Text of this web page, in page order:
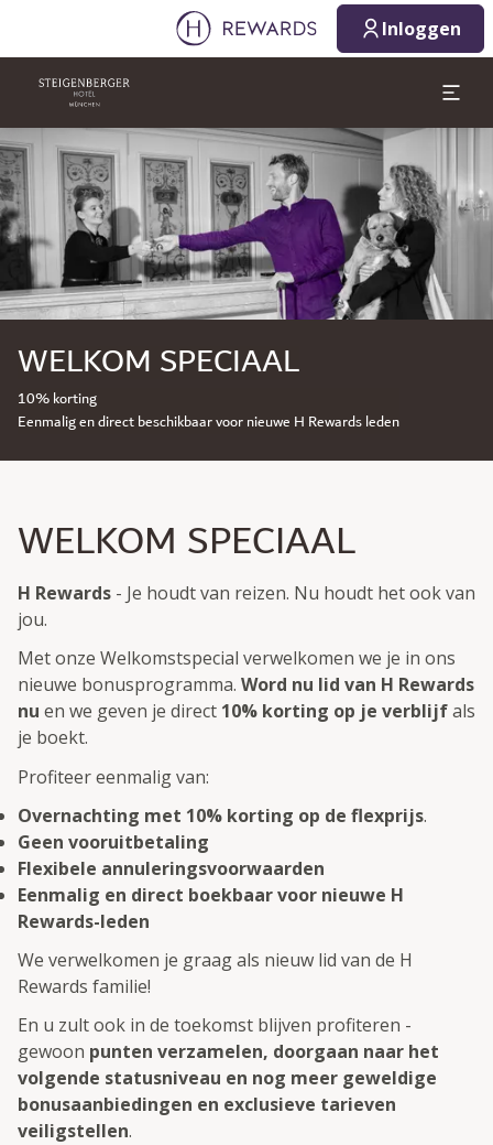
Inloggen
Dia 1 van 1
WELKOM SPECIAAL
10% korting
Eenmalig en direct beschikbaar voor nieuwe H Rewards leden
WELKOM SPECIAAL
H Rewards - Je houdt van reizen. Nu houdt het ook van
jou.
Met onze Welkomstspecial verwelkomen we je in ons
nieuwe bonusprogramma. Word nu lid van H Rewards
nu en we geven je direct 10% korting op je verblijfals
je boekt.
Profiteer eenmalig van:
Overnachting met 10% korting op de flexprijs.
Geen vooruitbetaling
Flexibele annuleringsvoorwaarden
Eenmalig en direct boekbaar voor nieuwe H
Rewards-leden
We verwelkomen je graag als nieuw lid van de H
Rewards familie!
En u zult ook in de toekomst blijven profiteren -
gewoon punten verzamelen, doorgaan naar het
volgende statusniveau en nog meer geweldige
bonusaanbiedingen en exclusieve tarieven
veiligstellen.